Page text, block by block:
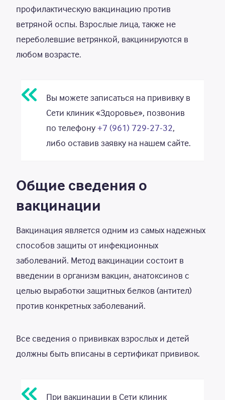
профилактическую вакцинацию против
ветряной оспы. Взрослые лица, также не
переболевшие ветрянкой, вакцинируются в
любом возрасте.
Вы можете записаться на прививку в
Сети клиник «Здоровье», позвонив
по телефону+7 (961) 729-27-32,
либо оставив заявку на нашем сайте.
Общие сведения о
вакцинации
Вакцинация является одним из самых надежных
способов защиты от инфекционных
заболеваний. Метод вакцинации состоит в
введении в организм вакцин, анатоксинов с
целью выработки защитных белков (антител)
против конкретных заболеваний.
Все сведения о прививках взрослых и детей
должны быть вписаны в сертификат прививок.
При вакцинации в Сети клиник